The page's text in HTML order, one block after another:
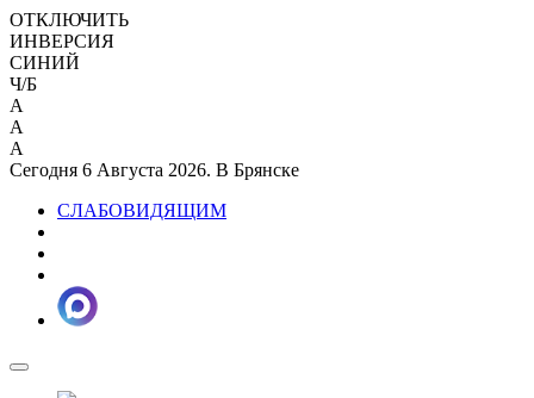
ОТКЛЮЧИТЬ
ИНВЕРСИЯ
СИНИЙ
Ч/Б
A
A
A
Сегодня 6 Августа 2026. В Брянске
СЛАБОВИДЯЩИМ